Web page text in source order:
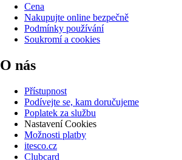
Cena
Nakupujte online bezpečně
Podmínky používání
Soukromí a cookies
O nás
Přístupnost
Podívejte se, kam doručujeme
Poplatek za službu
Nastavení Cookies
Možnosti platby
itesco.cz
Clubcard